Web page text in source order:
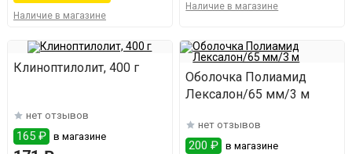
Наличие в магазине
Наличие в магазине
Клиноптилолит, 400 г
нет отзывов
165 ₽ в магазине
Оболочка Полиамид
Лексалон/65 мм/3 м
нет отзывов
200 ₽ в магазине